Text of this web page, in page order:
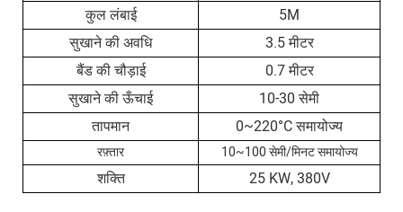
कुल लंबाई
5M
सुखाने की अवधि
3.5 मीटर
बैंड की चौड़ाई
0.7 मीटर
सुखाने की ऊँचाई
10-30 सेमी
तापमान
0~220°C समायोज्य
रफ़्तार 10~100 सेमी/मिनट समायोज्य
शक्ति 25 KW, 380V